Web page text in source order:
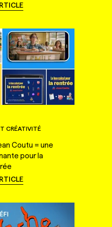
CRÉATIVITÉ
Coutu = une
pour la